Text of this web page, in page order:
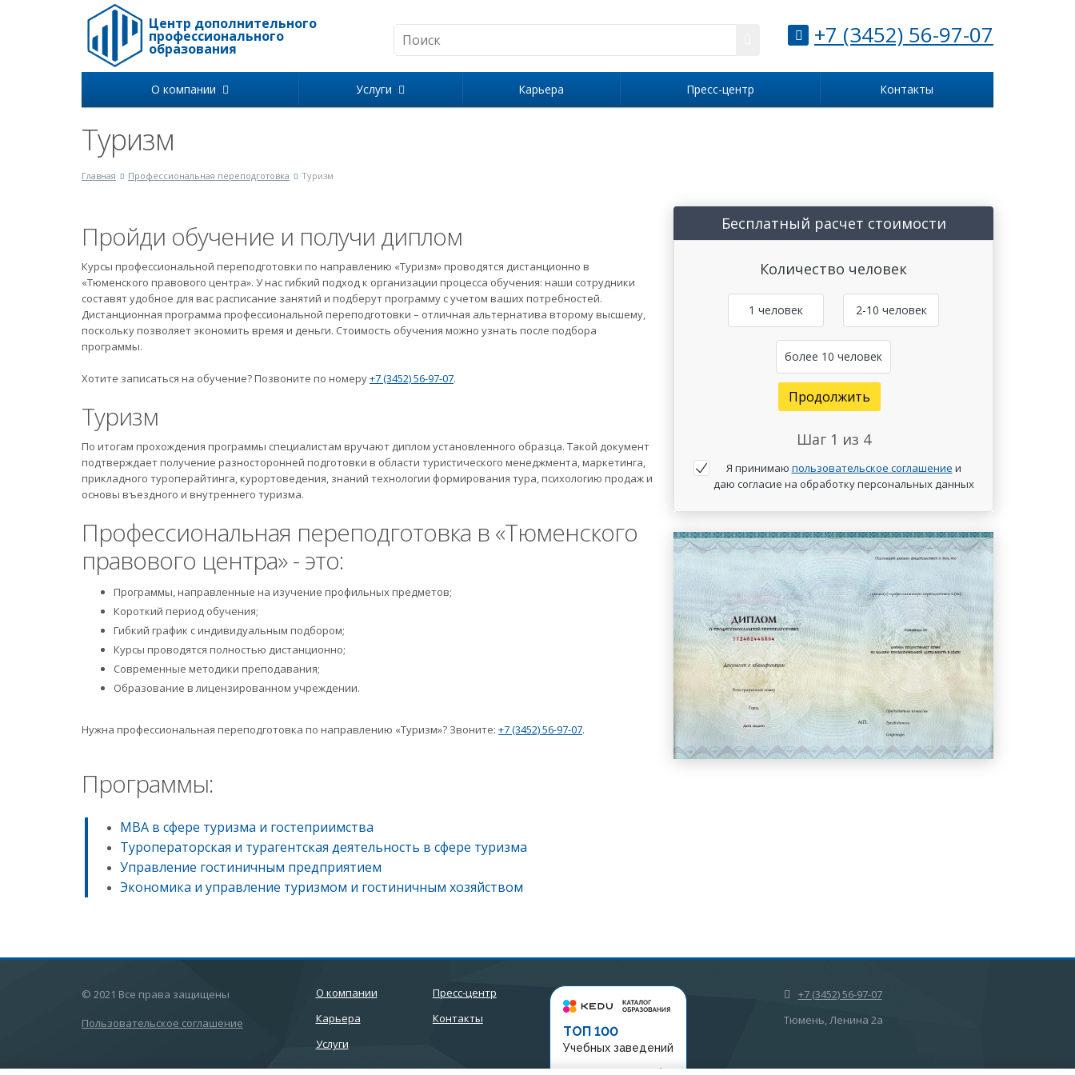
Центр дополнительного
профессионального
образования +7 (3452) 56-97-07
О компании Услуги Карьера Пресс-центр Контакты
Туризм
Главная Профессиональная переподготовка Туризм
Бесплатный расчет стоимости
Количество человек
1 человек 2-10 человек
более 10 человек
Продолжить
Шаг 1 из 4
Я принимаю пользовательское соглашение и
даю согласие на обработку персональных данных
Пройди обучение и получи диплом
Курсы профессиональной переподготовки по направлению «Туризм» проводятся дистанционно в
«Тюменского правового центра». У нас гибкий подход к организации процесса обучения: наши сотрудники
составят удобное для вас расписание занятий и подберут программу с учетом ваших потребностей.
Дистанционная программа профессиональной переподготовки – отличная альтернатива второму высшему,
поскольку позволяет экономить время и деньги. Стоимость обучения можно узнать после подбора
программы.
Хотите записаться на обучение? Позвоните по номеру+7 (3452) 56-97-07.
Туризм
По итогам прохождения программы специалистам вручают диплом установленного образца. Такой документ
подтверждает получение разносторонней подготовки в области туристического менеджмента, маркетинга,
прикладного туроперайтинга, курортоведения, знаний технологии формирования тура, психологию продаж и
основы въездного и внутреннего туризма.
Профессиональная переподготовка в «Тюменского
правового центра» - это:
Программы, направленные на изучение профильных предметов;
Короткий период обучения;
Гибкий график с индивидуальным подбором;
Курсы проводятся полностью дистанционно;
Современные методики преподавания;
Образование в лицензированном учреждении.
Нужна профессиональная переподготовка по направлению «Туризм»? Звоните: +7 (3452) 56-97-07.
Программы:
MBA в сфере туризма и гостеприимства
Туроператорская и турагентская деятельность в сфере туризма
Управление гостиничным предприятием
Экономика и управление туризмом и гостиничным хозяйством
© 2021 Все права защищены
Пользовательское соглашение
О компании
Карьера
Услуги
Пресс-центр
Контакты
ТОП 100
Учебных заведений
+7 (3452) 56-97-07
Тюмень, Ленина 2а